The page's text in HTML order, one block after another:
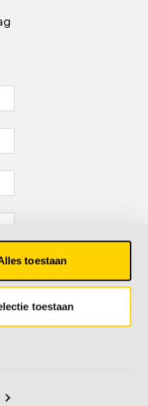
toestaan
toestaan